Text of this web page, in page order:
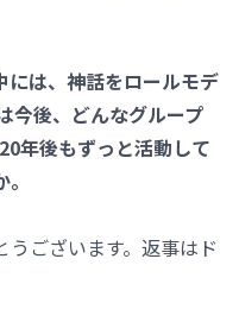
は、神話をロールモデ
今後、どんなグループ
年後もずっと活動して
ございます。返事はド